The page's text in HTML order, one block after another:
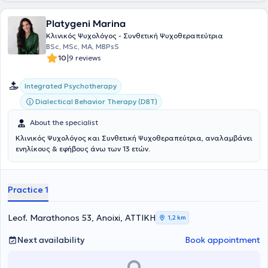
mental disorders in a hospital setting. Simultaneously, she is
training in Psychoanalytic Psychotherapy through the five-year
program of the Hellenic Society of Group Psychoanalytic
Psychotherapy (HSGPP), strengthening her theoretical knowledge
and clinical practice. Her goal is to provide meaningful
psychological support, both through individual and group sessions,
their life.
Platygeni Marina
Κλινικός Ψυχολόγος - Συνθετική Ψυχοθεραπεύτρια
BSc, MSc, MA, MBPsS
10|9 reviews
Integrated Psychotherapy
Dialectical Behavior Therapy (DBT)
About the specialist
Κλινικός Ψυχολόγος και Συνθετική Ψυχοθεραπεύτρια, αναλαμβάνει
ενηλίκους & εφήβους άνω των 13 ετών.
Practice 1
Leof. Marathonos 53, Anoixi, ΑΤΤΙΚΗ 1,2 km
Next availability Book appointment